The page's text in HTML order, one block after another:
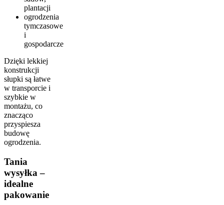
plantacji
ogrodzenia
tymczasowe
i
gospodarcze
Dzięki lekkiej
konstrukcji
słupki są łatwe
w transporcie i
szybkie w
montażu, co
znacząco
przyspiesza
budowę
ogrodzenia.
Tania
wysyłka –
idealne
pakowanie